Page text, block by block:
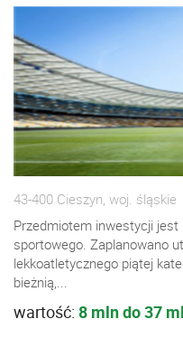
43-400 Cieszyn, woj. śląskie
Przedmiotem inwestycji
sportowego. Zaplanowano
lekkoatletycznego piątej
bieżnią,...
wartość: 8 mln do 37